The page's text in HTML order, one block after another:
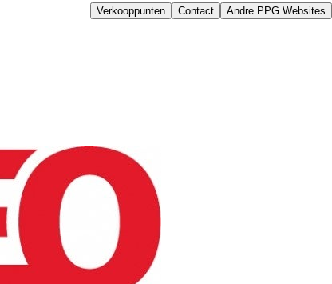
Verkooppunten Contact Andre PPG Websites